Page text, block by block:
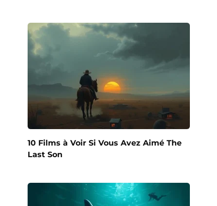
10 Films à Voir Si Vous Avez Aimé The
Last Son